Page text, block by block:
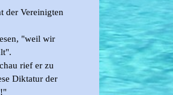
der Vereinigten
"weil wir
rief er zu
Diktatur der